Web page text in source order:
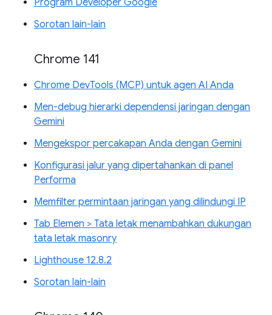
Program Developer Google
Sorotan lain-lain
Chrome 141
Chrome DevTools (MCP) untuk agen AI Anda
Men-debug hierarki dependensi jaringan dengan
Gemini
Mengekspor percakapan Anda dengan Gemini
Konfigurasi jalur yang dipertahankan di panel
Performa
Memfilter permintaan jaringan yang dilindungi IP
Tab Elemen > Tata letak menambahkan dukungan
tata letak masonry
Lighthouse 12.8.2
Sorotan lain-lain